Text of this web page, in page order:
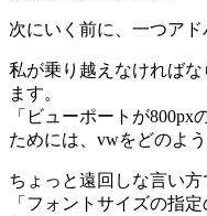
次にいく前に、一つアド
私が乗り越えなければ
ます。
「ビューポートが800px
ためには、vwをどのよ
ちょっと遠回しな言い方
「フォントサイズの指